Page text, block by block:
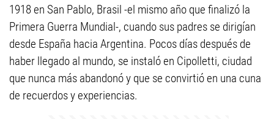
1918 en San Pablo, Brasil -el mismo año que finalizó la
Primera Guerra Mundial-, cuando sus padres se dirigían
desde España hacia Argentina. Pocos días después de
haber llegado al mundo, se instaló en Cipolletti, ciudad
que nunca más abandonó y que se convirtió en una cuna
de recuerdos y experiencias.